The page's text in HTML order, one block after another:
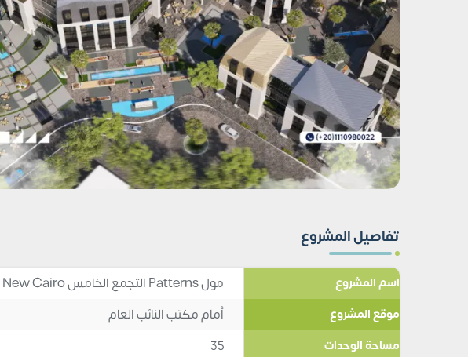
تفاصيل المشروع
اسم المشروع مول Patterns التجمع الخامس Patterns New Cairo
موقع المشروع أمام مكتب النائب العام
مساحة الوحدات 35